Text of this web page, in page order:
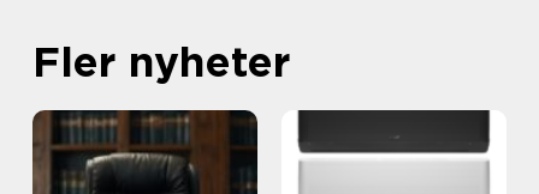
Fler nyheter